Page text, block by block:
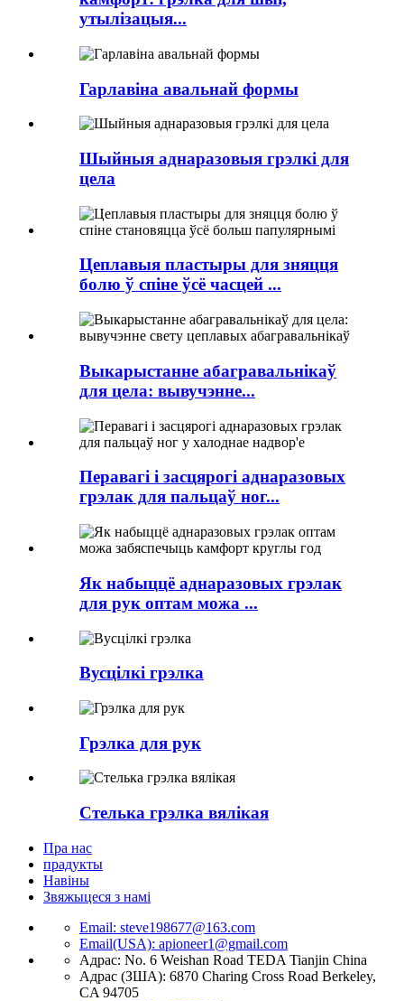
утылізацыя...
Гарлавіна авальнай формы
Шыйныя аднаразовыя грэлкі для
цела
Цеплавыя пластыры для зняцця
болю ў спіне ўсё часцей ...
Выкарыстанне абагравальнікаў
для цела: вывучэнне...
Перавагі і засцярогі аднаразовых
грэлак для пальцаў ног...
Як набыццё аднаразовых грэлак
для рук оптам можа ...
Вусцілкі грэлка
Грэлка для рук
Стелька грэлка вялікая
Пра нас
прадукты
Навіны
Звяжыцеся з намі
Email: steve198677@163.com
Email(USA): apioneer1@gmail.com
Адрас: No. 6 Weishan Road TEDA Tianjin China
Адрас (ЗША): 6870 Charing Cross Road Berkeley,
CA 94705